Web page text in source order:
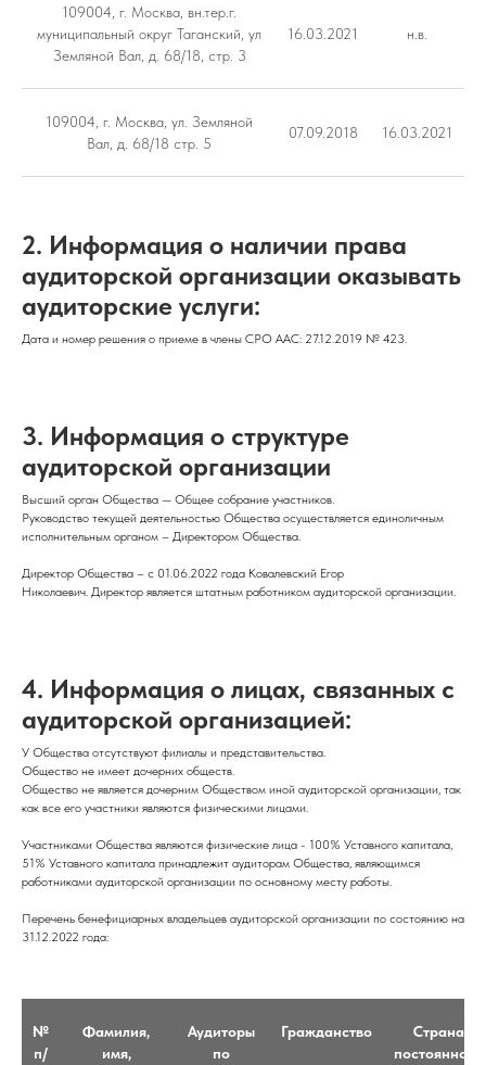
109004, г. Москва, вн.тер.г.
муниципальный округ Таганский, ул
Земляной Вал, д. 68/18, стр. 3
16.03.2021 н.в.
109004, г. Москва, ул. Земляной
Вал, д. 68/18 стр. 5
07.09.2018 16.03.2021
2. Информация о наличии права
аудиторской организации оказывать
аудиторские услуги:
Дата и номер решения о приеме в члены СРО ААС: 27.12.2019 № 423.
3. Информация о структуре
аудиторской организации
Высший орган Общества — Общее собрание участников.
Руководство текущей деятельностью Общества осуществляется единоличным
исполнительным органом – Директором Общества.
Директор Общества – с 01.06.2022 года Ковалевский Егор
Николаевич. Директор является штатным работником аудиторской организации.
4. Информация о лицах, связанных с
аудиторской организацией:
У Общества отсутствуют филиалы и представительства.
Общество не имеет дочерних обществ.
Общество не является дочерним Обществом иной аудиторской организации, так
как все его участники являются физическими лицами.
Участниками Общества являются физические лица - 100% Уставного капитала,
51% Уставного капитала принадлежит аудиторам Общества, являющимся
работниками аудиторской организации по основному месту работы.
Перечень бенефициарных владельцев аудиторской организации по состоянию на
31.12.2022 года:
№
п/
Фамилия,
имя,
Аудиторы
по
Гражданство
Страна
постоянного